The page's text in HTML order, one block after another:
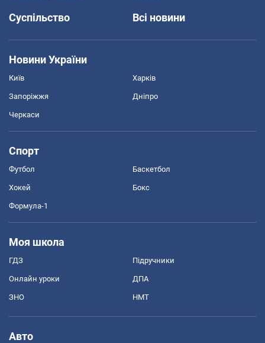
Суспільство
Всі новини
Новини України
Київ Харків
Запоріжжя Дніпро
Черкаси
Спорт
Футбол Баскетбол
Хокей Бокс
Формула-1
Моя школа
ГДЗ Підручники
Онлайн уроки ДПА
ЗНО НМТ
Авто